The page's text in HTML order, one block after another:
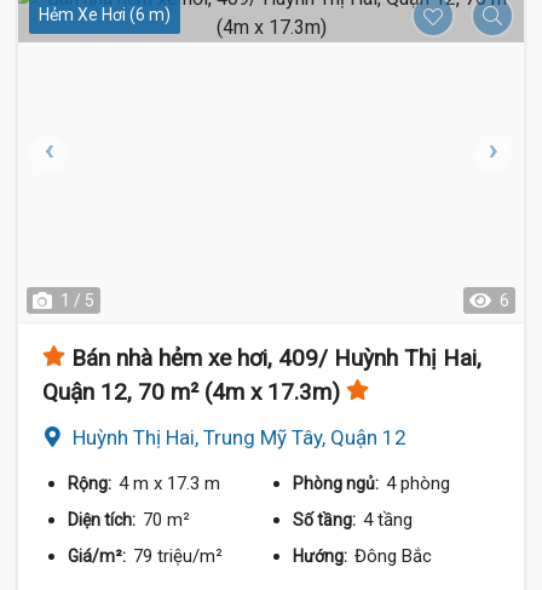
Hẻm Xe Hơi (6 m)
1 / 5 6
Bán nhà hẻm xe hơi, 409/ Huỳnh Thị Hai,
Quận 12, 70 m² (4m x 17.3m)
Huỳnh Thị Hai, Trung Mỹ Tây, Quận 12
Rộng: 4 m x 17.3 m Phòng ngủ: 4 phòng
Diện tích: 70 m² Số tầng: 4 tầng
Giá/m²: 79 triệu/m² Hướng: Đông Bắc